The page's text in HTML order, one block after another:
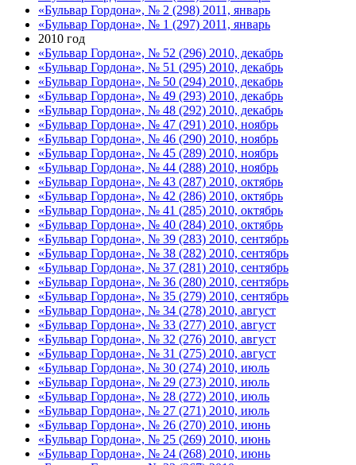
«Бульвар Гордона», № 2 (298) 2011, январь
«Бульвар Гордона», № 1 (297) 2011, январь
2010 год
«Бульвар Гордона», № 52 (296) 2010, декабрь
«Бульвар Гордона», № 51 (295) 2010, декабрь
«Бульвар Гордона», № 50 (294) 2010, декабрь
«Бульвар Гордона», № 49 (293) 2010, декабрь
«Бульвар Гордона», № 48 (292) 2010, декабрь
«Бульвар Гордона», № 47 (291) 2010, ноябрь
«Бульвар Гордона», № 46 (290) 2010, ноябрь
«Бульвар Гордона», № 45 (289) 2010, ноябрь
«Бульвар Гордона», № 44 (288) 2010, ноябрь
«Бульвар Гордона», № 43 (287) 2010, октябрь
«Бульвар Гордона», № 42 (286) 2010, октябрь
«Бульвар Гордона», № 41 (285) 2010, октябрь
«Бульвар Гордона», № 40 (284) 2010, октябрь
«Бульвар Гордона», № 39 (283) 2010, сентябрь
«Бульвар Гордона», № 38 (282) 2010, сентябрь
«Бульвар Гордона», № 37 (281) 2010, сентябрь
«Бульвар Гордона», № 36 (280) 2010, сентябрь
«Бульвар Гордона», № 35 (279) 2010, сентябрь
«Бульвар Гордона», № 34 (278) 2010, август
«Бульвар Гордона», № 33 (277) 2010, август
«Бульвар Гордона», № 32 (276) 2010, август
«Бульвар Гордона», № 31 (275) 2010, август
«Бульвар Гордона», № 30 (274) 2010, июль
«Бульвар Гордона», № 29 (273) 2010, июль
«Бульвар Гордона», № 28 (272) 2010, июль
«Бульвар Гордона», № 27 (271) 2010, июль
«Бульвар Гордона», № 26 (270) 2010, июнь
«Бульвар Гордона», № 25 (269) 2010, июнь
«Бульвар Гордона», № 24 (268) 2010, июнь